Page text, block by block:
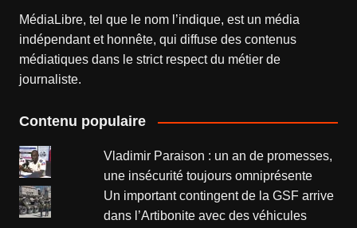
MédiaLibre, tel que le nom l’indique, est un média
indépendant et honnête, qui diffuse des contenus
médiatiques dans le strict respect du métier de
journaliste.
Contenu populaire
Vladimir Paraison : un an de promesses,
une insécurité toujours omniprésente
Un important contingent de la GSF arrive
dans l’Artibonite avec des véhicules